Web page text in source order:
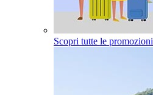
Scopri tutte le promozioni